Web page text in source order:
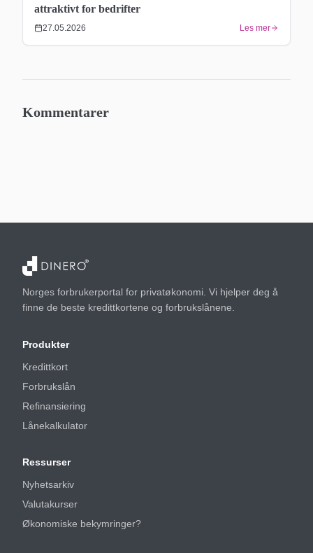
attraktivt for bedrifter
27.05.2026 Les mer
Kommentarer
Norges forbrukerportal for privatøkonomi. Vi hjelper deg å
finne de beste kredittkortene og forbrukslånene.
Produkter
Kredittkort
Forbrukslån
Refinansiering
Lånekalkulator
Ressurser
Nyhetsarkiv
Valutakurser
Økonomiske bekymringer?